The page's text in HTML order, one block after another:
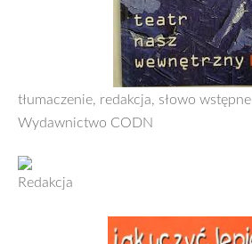
tłumaczenie, redakcja, słowo wstępne
Wydawnictwo CODN
Redakcja